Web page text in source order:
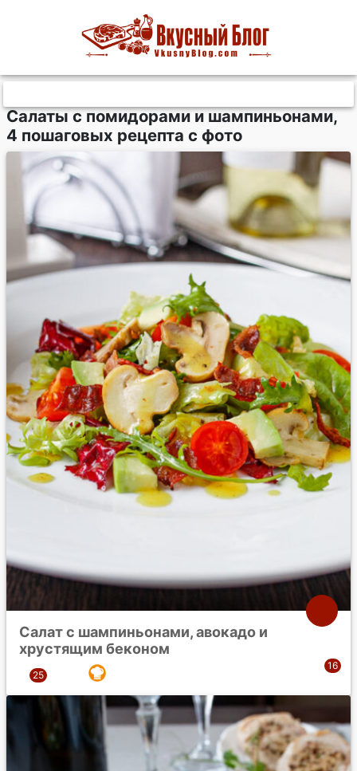
Салаты с помидорами и шампиньонами,
4 пошаговых рецепта с фото
Салат с шампиньонами, авокадо и
хрустящим беконом